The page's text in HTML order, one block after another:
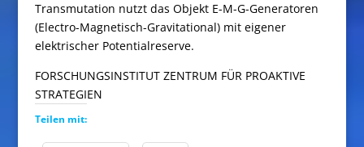
Transmutation nutzt das Objekt E-M-G-Generatoren
(Electro-Magnetisch-Gravitational) mit eigener
elektrischer Potentialreserve.
FORSCHUNGSINSTITUT ZENTRUM FÜR PROAKTIVE
STRATEGIEN
Teilen mit: